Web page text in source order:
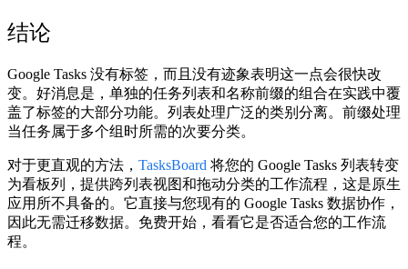
结论
Google Tasks 没有标签，而且没有迹象表明这一点会很快改
变。好消息是，单独的任务列表和名称前缀的组合在实践中覆
盖了标签的大部分功能。列表处理广泛的类别分离。前缀处理
当任务属于多个组时所需的次要分类。
对于更直观的方法， TasksBoard 将您的 Google Tasks 列表转变
为看板列，提供跨列表视图和拖动分类的工作流程，这是原生
应用所不具备的。它直接与您现有的 Google Tasks 数据协作，
因此无需迁移数据。免费开始，看看它是否适合您的工作流
程。